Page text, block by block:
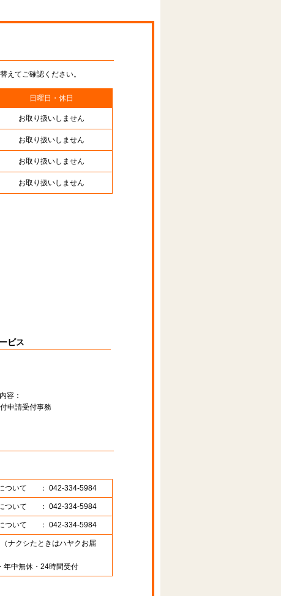
えてご確認ください。
日曜日・休日
お取り扱いしません
お取り扱いしません
お取り扱いしません
お取り扱いしません
ビス
容：
申請受付事務
ついて ： 042-334-5984
ついて ： 042-334-5984
ついて ： 042-334-5984
ナクシたときはハヤクお届
年中無休・24時間受付